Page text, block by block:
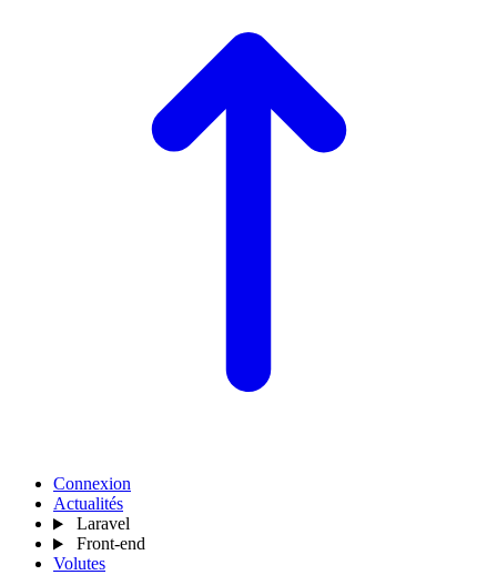
Connexion
Actualités
Laravel
Front-end
Volutes